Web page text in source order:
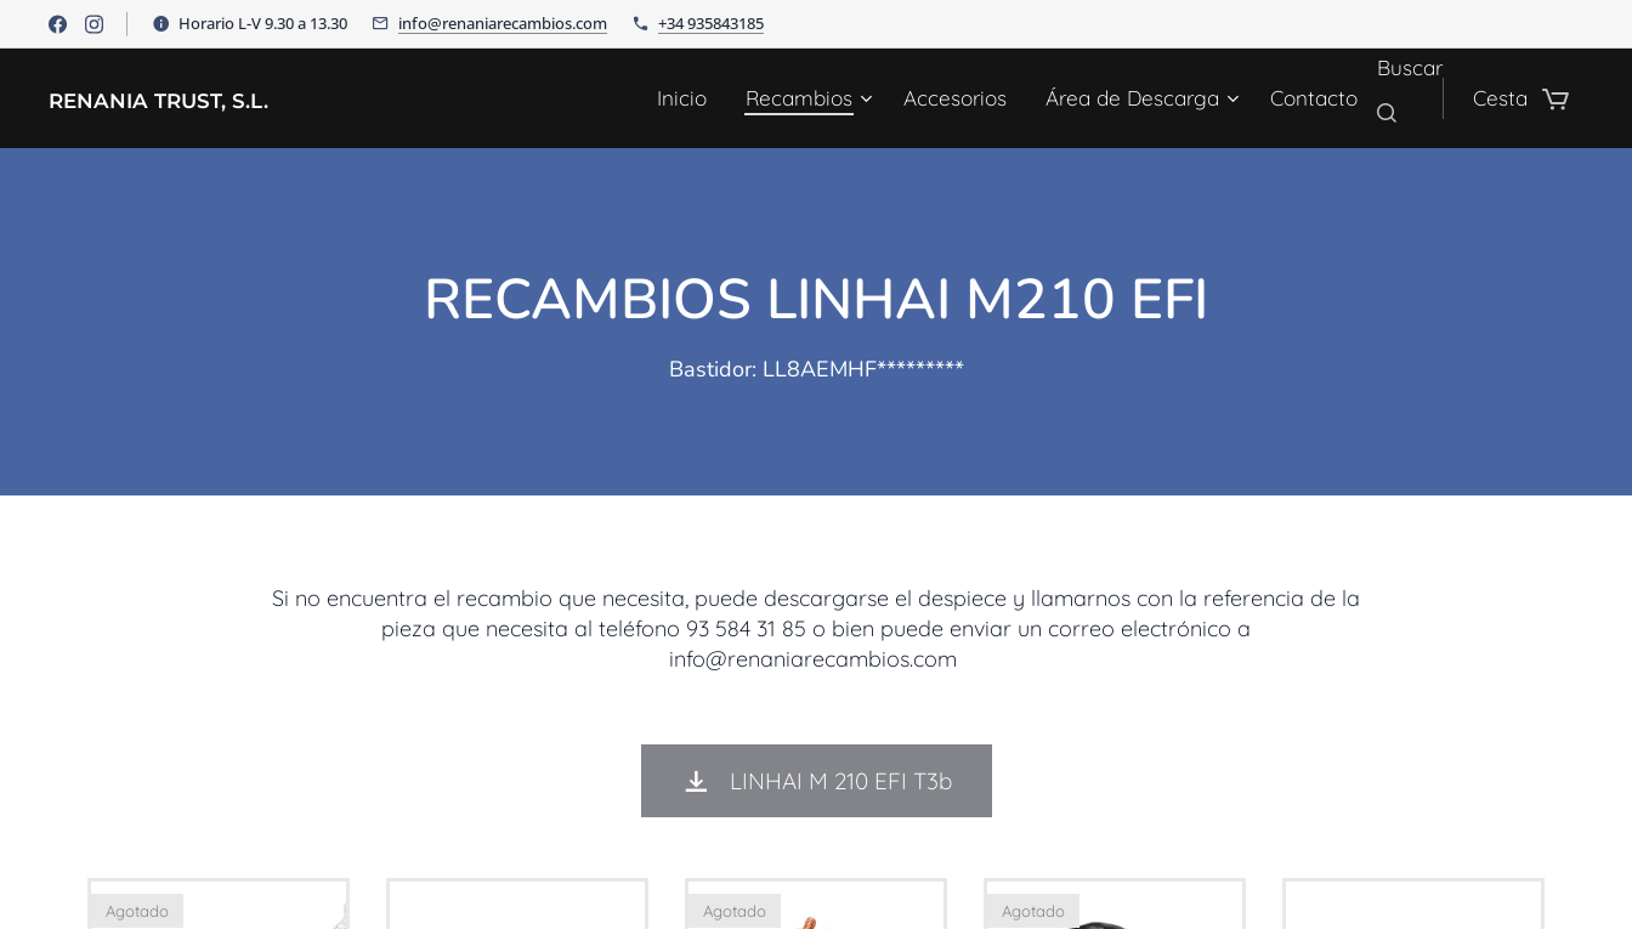
Horario L-V 9.30 a 13.30 info@renaniarecambios.com +34 935843185
RENANIA TRUST, S.L. Inicio Recambios Accesorios Área de Descarga Contacto
Buscar
Cesta
RECAMBIOS LINHAI M210 EFI
Bastidor: LL8AEMHF*********
Si no encuentra el recambio que necesita, puede descargarse el despiece y llamarnos con la referencia de la
pieza que necesita al teléfono 93 584 31 85 o bien puede enviar un correo electrónico a
info@renaniarecambios.com
LINHAI M 210 EFI T3b
Agotado Agotado Agotado